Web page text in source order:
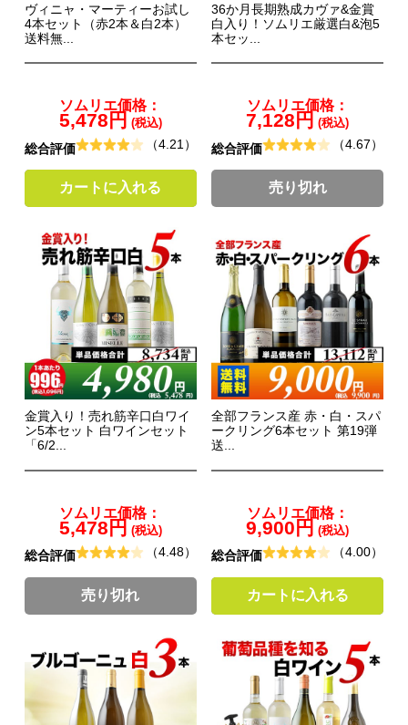
ヴィニャ・マーティーお試し
4本セット（赤2本＆白2本）
送料無...
ソムリエ価格：
5,478円 (税込)
総合評価 （4.21）
カートに入れる
36か月長期熟成カヴァ&金賞
白入り！ソムリエ厳選白&泡5
本セッ...
ソムリエ価格：
7,128円 (税込)
総合評価 （4.67）
売り切れ
金賞入り！売れ筋辛口白ワイ
ン5本セット 白ワインセット
「6/2...
ソムリエ価格：
5,478円 (税込)
総合評価 （4.48）
売り切れ
全部フランス産 赤・白・スパ
ークリング6本セット 第19弾
送...
ソムリエ価格：
9,900円 (税込)
総合評価 （4.00）
カートに入れる